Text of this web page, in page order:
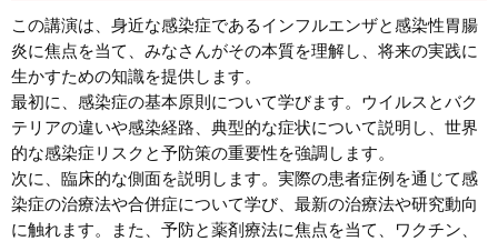
この講演は、身近な感染症であるインフルエンザと感染性胃腸
炎に焦点を当て、みなさんがその本質を理解し、将来の実践に
生かすための知識を提供します。
最初に、感染症の基本原則について学びます。ウイルスとバク
テリアの違いや感染経路、典型的な症状について説明し、世界
的な感染症リスクと予防策の重要性を強調します。
次に、臨床的な側面を説明します。実際の患者症例を通じて感
染症の治療法や合併症について学び、最新の治療法や研究動向
に触れます。また、予防と薬剤療法に焦点を当て、ワクチン、